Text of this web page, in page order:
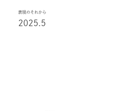
表現のそれから
2025.5